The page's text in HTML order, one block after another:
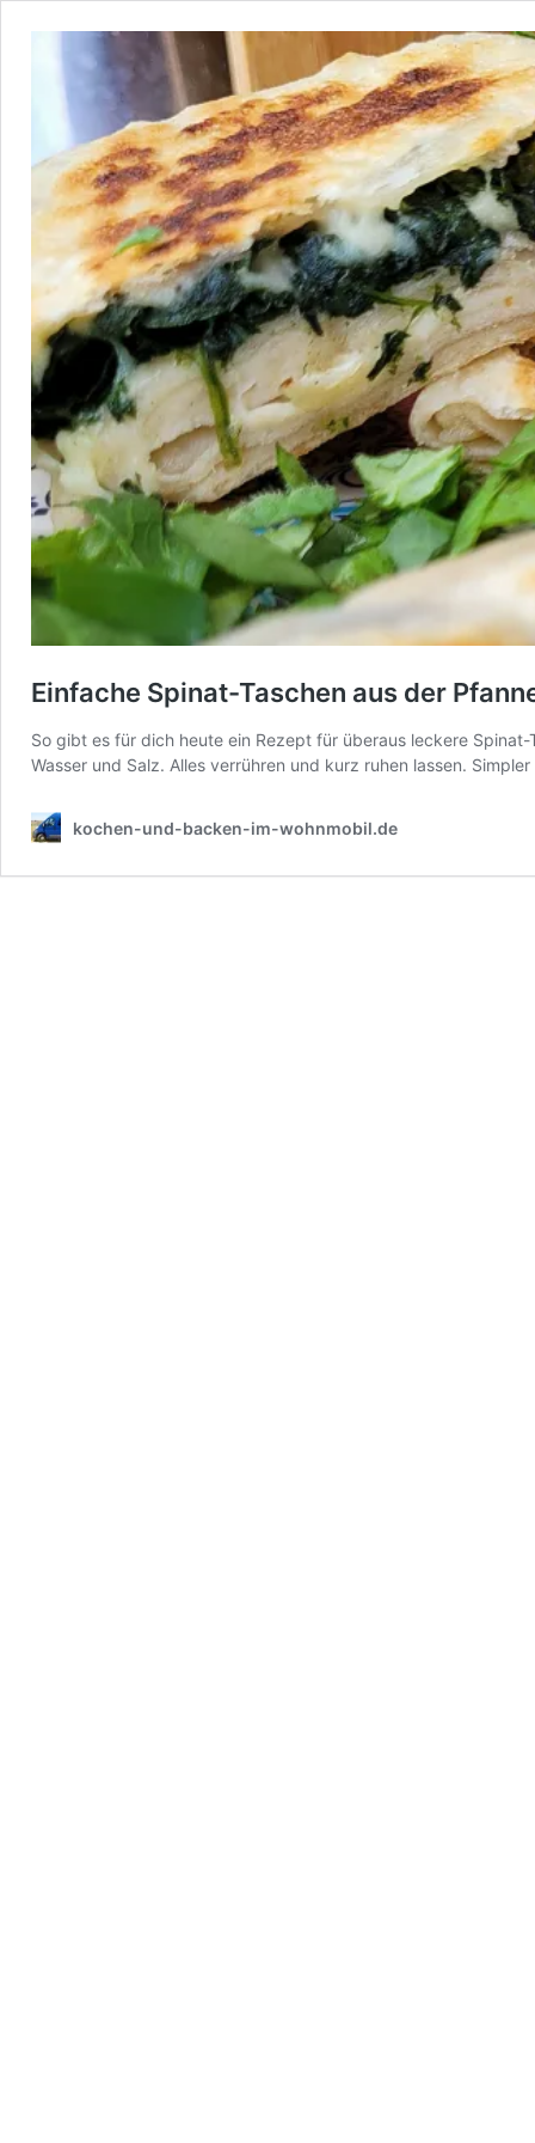
Einfache Spinat-Taschen aus der
So gibt es für dich heute ein Rezept für überaus leckere
Wasser und Salz. Alles verrühren und kurz ruhen lassen.
kochen-und-backen-im-wohnmobil.de